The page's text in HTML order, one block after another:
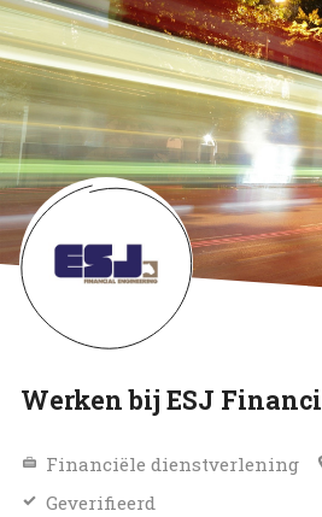
Werken bij ESJ
Financiële dienstverlening
Geverifieerd